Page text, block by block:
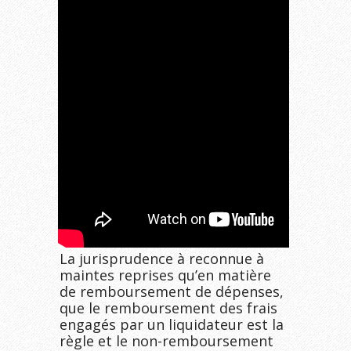
La jurisprudence à reconnue à
maintes reprises qu’en matière
de remboursement de dépenses,
que le remboursement des frais
engagés par un liquidateur est la
règle et le non-remboursement